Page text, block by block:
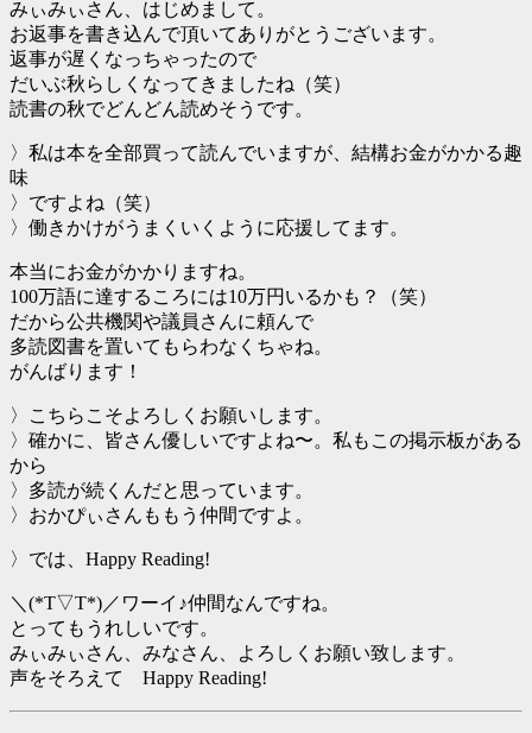
みぃみぃさん、はじめまして。
お返事を書き込んで頂いてありがとうございます。
返事が遅くなっちゃったので
だいぶ秋らしくなってきましたね（笑）
読書の秋でどんどん読めそうです。
〉私は本を全部買って読んでいますが、結構お金がかかる趣
味
〉ですよね（笑）
〉働きかけがうまくいくように応援してます。
本当にお金がかかりますね。
100万語に達するころには10万円いるかも？（笑）
だから公共機関や議員さんに頼んで
多読図書を置いてもらわなくちゃね。
がんばります！
〉こちらこそよろしくお願いします。
〉確かに、皆さん優しいですよね〜。私もこの掲示板がある
から
〉多読が続くんだと思っています。
〉おかぴぃさんももう仲間ですよ。
〉では、Happy Reading!
＼(*T▽T*)／ワーイ♪仲間なんですね。
とってもうれしいです。
みぃみぃさん、みなさん、よろしくお願い致します。
声をそろえて Happy Reading!